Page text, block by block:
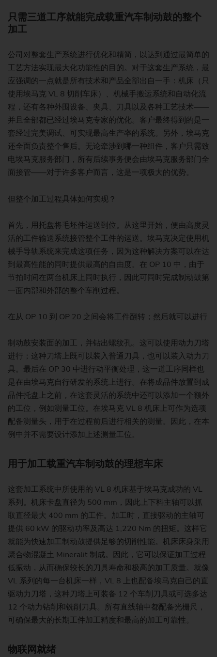
只需三道工序就能完成载重汽车制动鼓的整个
加工
公司对整套生产系统进行优化和精简，以达到通过最简单的
工艺方法实现最大化功能性的目的。对于这套生产系统，最
应强调的一点就是所有技术和产品全部出自一手：机床（只
使用埃马克 VL 8 切削车床）、机械手搬运系统和自动化流
程，还有各种外围设备、夹具、刀具以及各种工艺技术——
并且全部都已经过埃马克专家的优化。客户最终得到的是一
套经过完美调试、可实现最高生产率的系统。另外，埃马克
还全面负责整个售后。无论牵涉到哪一种组件，客户只需致
电埃马克服务部门，所有后续事务便会由埃马克服务部门全
面接管——对于许多客户而言，这是一项极大的优势。
但整个加工过程具体如何实现？
首先，用托盘将毛坯件运送到位。从这里开始，便由高度灵
活的工件输送系统接管整个工件的运送。埃马克决定使用机
械手导轨系统来完成这项任务，因为这种解决方案可以在达
到最高性能的同时提供最高的自由度。在 OP 10 中，由于
节拍时间在两台机床上同时执行，因此可同时完成制动鼓第
一面内部和外部的整个车削过程。
在从 OP 10 到 OP 20 之间会将工件翻转；然后就可以进行
制动鼓安装面的加工，并钻出螺纹孔。这可以使用动力刀塔
进行；这种刀塔上既可以装入普通刀具，也可以装入动力刀
具。最后在 OP 30 中进行动平衡处理，这一道工序同样也
是在由埃马克自行研发的系统上进行。在将成品件放置到成
品件托盘上之前，在这套灵活的系统中还可以添加一个额外
的工位，例如测量工位。在埃马克 VL 8 机床上可作为选项
配备测量头，用于在过程前后进行相关的测量。因此，在本
例中并不需要设计添加上述测量工位。
用于加工载重汽车制动鼓的理想车床
这套加工系统中所使用的 VL 8 机床基于埃马克成功的 VL
系列。机床卡盘直径为 500 mm，因此上下料主轴可以抓
取直径最大 400 mm 的工件。加工时，直接驱动的主轴可
提供 60 kW 的驱动功率及高达 1,220 Nm 的扭矩。这样它
就能为快速加工制动鼓提供足够的切削性能。机床床身采用
聚合物混凝土 Mineralit 制成。因此，它可以保证加工过程
低振动，从而确保较长的刀具寿命和极高的加工质量。就像
VL 系列的每一台机床一样，VL 8 上也配备埃马克自己的直
驱动力刀塔，这种刀塔上可装备 12 个车削刀具或可选多达
12 个动力钻削和铣削刀具。所有直线轴中都配备光栅尺，
可确保最大的长期工件加工精度和最高的加工可靠性。
物联网就绪